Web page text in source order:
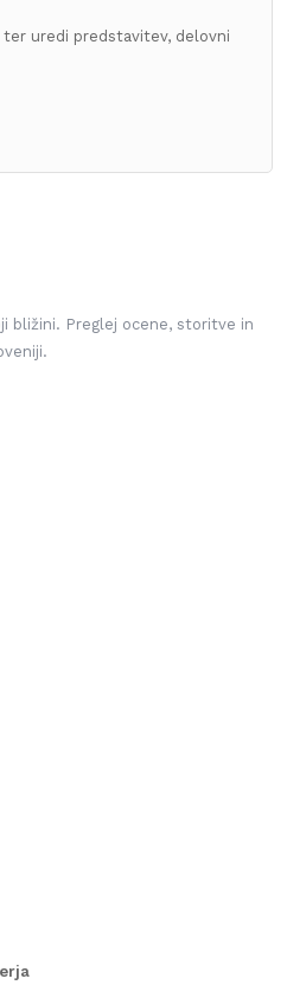
uredi predstavitev, delovni
bližini. Preglej ocene, storitve in